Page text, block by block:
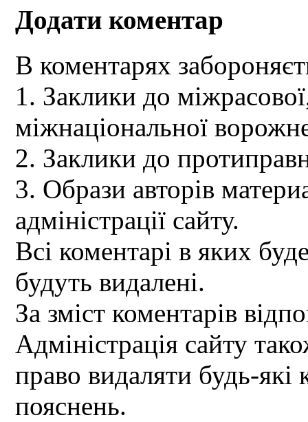
Додати коментар
В коментарях
1. Заклики до
міжнаціональної
2. Заклики до
3. Образи авторів
адміністрації сайту.
Всі коментарі в яких
будуть видалені.
За зміст коментарів
Адміністрація сайту
право видаляти будь-які
пояснень.